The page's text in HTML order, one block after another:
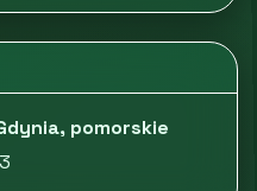
pomorskie